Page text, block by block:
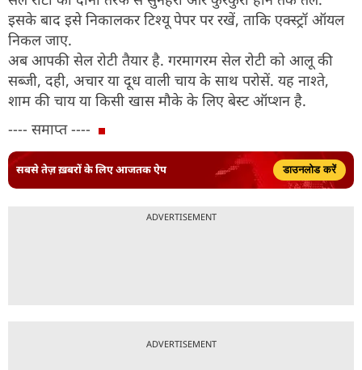
इसके बाद इसे निकालकर टिश्यू पेपर पर रखें, ताकि एक्स्ट्रॉ ऑयल
निकल जाए.
अब आपकी सेल रोटी तैयार है. गरमागरम सेल रोटी को आलू की
सब्जी, दही, अचार या दूध वाली चाय के साथ परोसें. यह नाश्ते,
शाम की चाय या किसी खास मौके के लिए बेस्ट ऑप्शन है.
---- समाप्त ----
सबसे तेज़ ख़बरों के लिए आजतक ऐप डाउनलोड करें
ADVERTISEMENT
ADVERTISEMENT